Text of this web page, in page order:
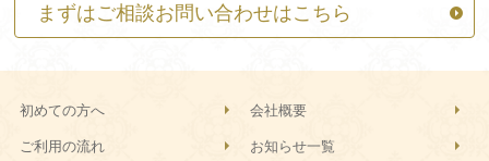
まずはご相談お問い合わせはこちら
初めての方へ 会社概要
ご利用の流れ お知らせ一覧